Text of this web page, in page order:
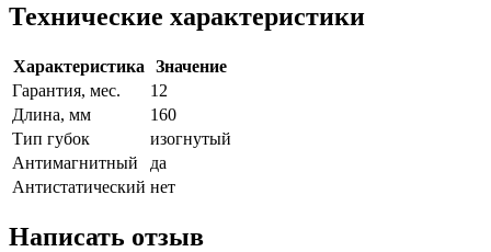
Технические характеристики
Характеристика
Значение
Гарантия, мес.
12
Длина, мм
160
Тип губок
изогнутый
Антимагнитный
да
Антистатический нет
Написать отзыв